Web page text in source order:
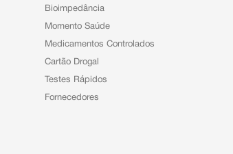
Bioimpedância
Momento Saúde
Medicamentos Controlados
Cartão Drogal
Testes Rápidos
Fornecedores